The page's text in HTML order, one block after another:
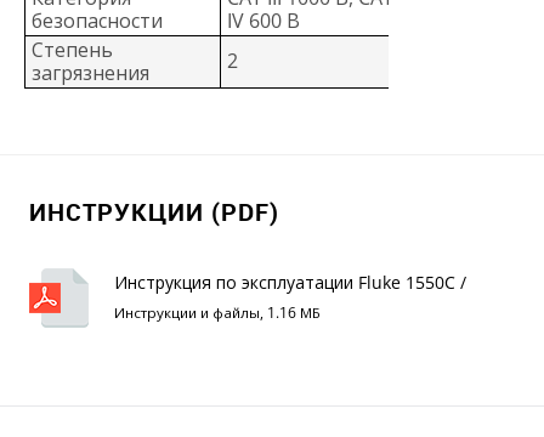
безопасности
IV 600 В
Степень
загрязнения
2
ИНСТРУКЦИИ (PDF)
Инструкция по эксплуатации Fluke 1550C /
1555
Инструкции и файлы, 1.16 МБ